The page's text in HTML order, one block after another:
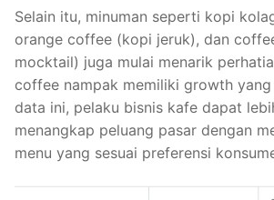
Selain itu, minuman seperti kopi
orange coffee (kopi jeruk), dan
mocktail) juga mulai menarik
coffee nampak memiliki growth
data ini, pelaku bisnis kafe dapat
menangkap peluang pasar dengan
menu yang sesuai preferensi